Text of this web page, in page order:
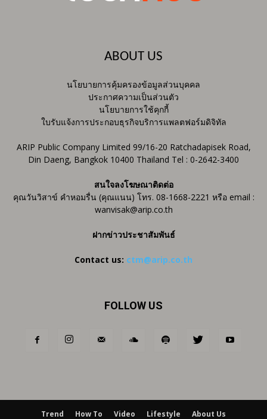
ABOUT US
นโยบายการคุ้มครองข้อมูลส่วนบุคคล
ประกาศความเป็นส่วนตัว
นโยบายการใช้คุกกี้
ใบรับแจ้งการประกอบธุรกิจบริการแพลตฟอร์มดิจิทัล
ARIP Public Company Limited 99/16-20 Ratchadapisek Road,
Din Daeng, Bangkok 10400 Thailand Tel : 0-2642-3400
สนใจลงโฆษณาติดต่อ
คุณวันวิสาข์ คำหอมรื่น (คุณแนน) โทร. 08-1668-2221 หรือ email :
wanvisak@arip.co.th
ฝากข่าวประชาสัมพันธ์
Contact us: ctm@arip.co.th
FOLLOW US
Trend How To Video Lifestyle About Us